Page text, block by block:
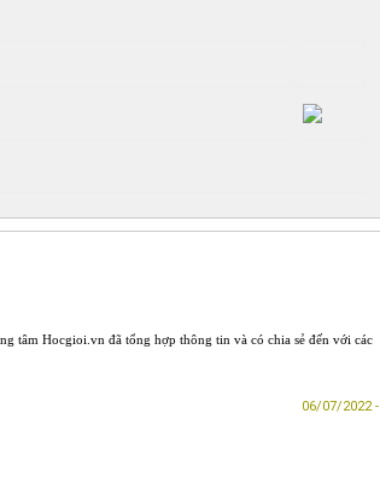
tâm Hocgioi.vn đã tổng hợp thông tin và có chia sẻ đến với các
06/07/2022 -